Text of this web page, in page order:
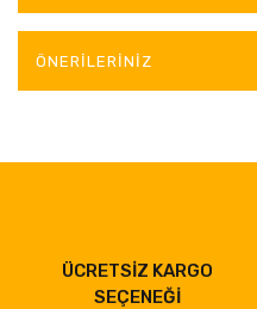
ÖNERILERINIZ
ÜCRETSİZ KARGO
SEÇENEĞİ